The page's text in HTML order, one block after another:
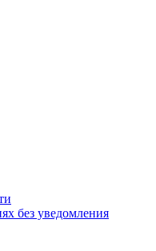
без уведомления